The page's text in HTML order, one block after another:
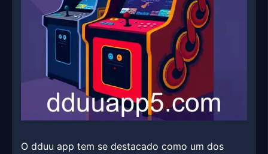
O dduu app tem se destacado como um dos